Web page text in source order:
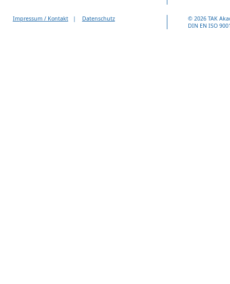
Impressum / Kontakt| Datenschutz
© 2026 TAK
DIN EN ISO